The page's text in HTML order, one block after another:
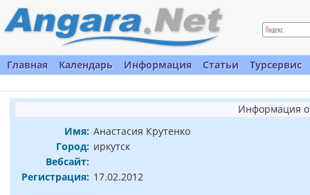
Главная Календарь Информация Статьи Турсервис
Информация
Имя: Анастасия Крутенко
Город: иркутск
Вебсайт:
Регистрация: 17.02.2012